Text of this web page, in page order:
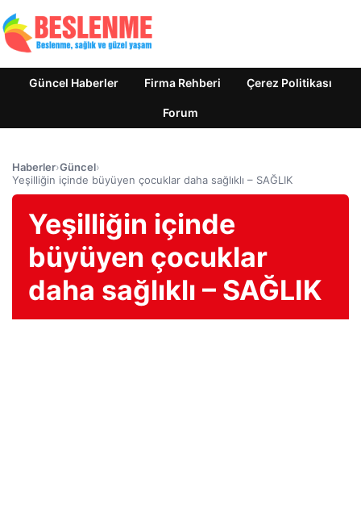
Güncel Haberler Firma Rehberi Çerez Politikası
Forum
Haberler›Güncel›
Yeşilliğin içinde büyüyen çocuklar daha sağlıklı – SAĞLIK
Yeşilliğin içinde
büyüyen çocuklar
daha sağlıklı – SAĞLIK